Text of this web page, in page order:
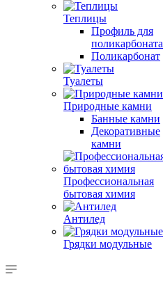
Теплицы
Профиль для
поликарбоната
Поликарбонат
Туалеты
Природные камни
Банные камни
Декоративные
камни
Профессиональная
бытовая химия
Антилед
Грядки модульные